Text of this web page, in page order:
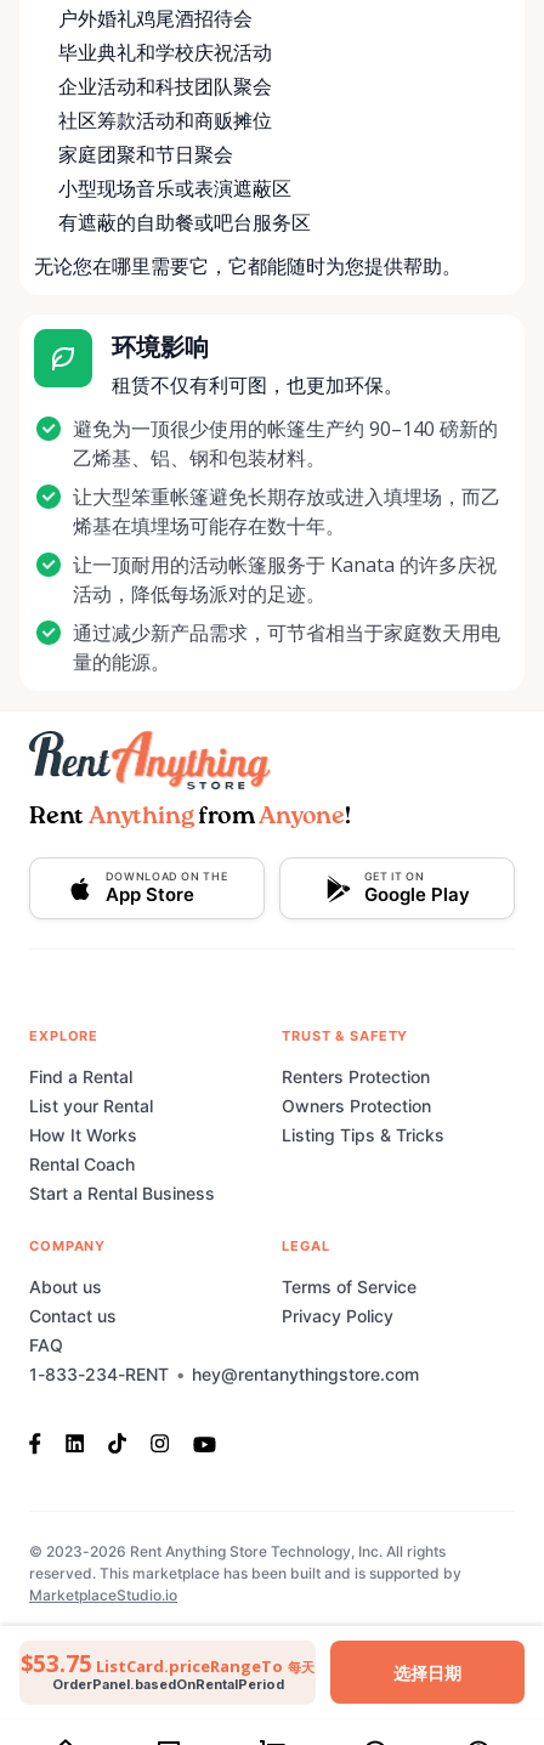
$53.75 ListCard.priceRangeTo 每天
OrderPanel.basedOnRentalPeriod
选择日期
户外婚礼鸡尾酒招待会
毕业典礼和学校庆祝活动
企业活动和科技团队聚会
社区筹款活动和商贩摊位
家庭团聚和节日聚会
小型现场音乐或表演遮蔽区
有遮蔽的自助餐或吧台服务区
无论您在哪里需要它，它都能随时为您提供帮助。
环境影响
租赁不仅有利可图，也更加环保。
避免为一顶很少使用的帐篷生产约 90–140 磅新的
乙烯基、铝、钢和包装材料。
让大型笨重帐篷避免长期存放或进入填埋场，而乙
烯基在填埋场可能存在数十年。
让一顶耐用的活动帐篷服务于 Kanata 的许多庆祝
活动，降低每场派对的足迹。
通过减少新产品需求，可节省相当于家庭数天用电
量的能源。
Rent AnythingfromAnyone!
DOWNLOAD ON THE
App Store
GET IT ON
Google Play
1-833-234-RENT • hey@rentanythingstore.com
EXPLORE
Find a Rental
List your Rental
How It Works
Rental Coach
Start a Rental Business
TRUST & SAFETY
Renters Protection
Owners Protection
Listing Tips & Tricks
COMPANY
About us
Contact us
FAQ
LEGAL
Terms of Service
Privacy Policy
© 2023-2026 Rent Anything Store Technology, Inc. All rights
reserved. This marketplace has been built and is supported by
MarketplaceStudio.io